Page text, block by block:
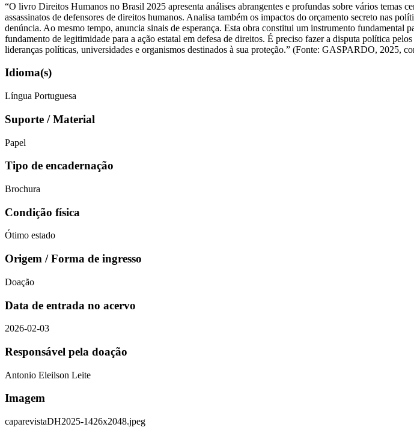
“O livro Direitos Humanos no Brasil 2025 apresenta análises abrangentes e profundas sobre vários temas
assassinatos de defensores de direitos humanos. Analisa também os impactos do orçamento secreto nas
denúncia. Ao mesmo tempo, anuncia sinais de esperança. Esta obra constitui um instrumento fundamental
fundamento de legitimidade para a ação estatal em defesa de direitos. É preciso fazer a disputa política
lideranças políticas, universidades e organismos destinados à sua proteção.” (Fonte: GASPARDO, 2025,
Idioma(s)
Língua Portuguesa
Suporte / Material
Papel
Tipo de encadernação
Brochura
Condição física
Ótimo estado
Origem / Forma de ingresso
Doação
Data de entrada no acervo
2026-02-03
Responsável pela doação
Antonio Eleilson Leite
Imagem
caparevistaDH2025-1426x2048.jpeg